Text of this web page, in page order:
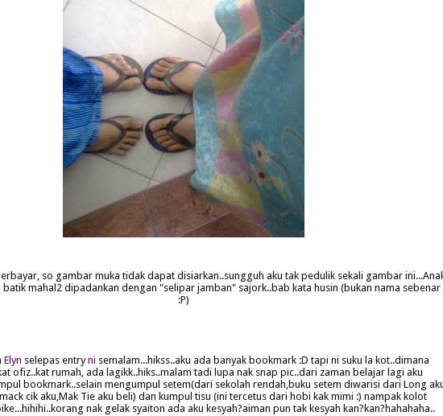
so gambar muka tidak dapat disiarkan..sungguh aku tak pedulik sekali gambar
batik mahal2 dipadankan dengan "selipar jamban" sajork..bab kata husin (bukan nama sebenar
:P)
Elyn selepas entryni semalam...hikss..aku ada banyak bookmark :D tapi ni suku la kot..dimana
ofiz..kat rumah, ada lagikk..hiks..malam tadi lupa nak snap pic..dari zaman belajar lagi aku
bookmark..selain mengumpul setem(dari sekolah rendah,buku setem diwarisi dari Long
cik aku,Mak Tie aku beli) dan kumpul tisu (ini tercetus dari hobi kak mimi :) nampak kolot
nak gelak syaiton ada aku kesyah?aiman pun tak kesyah kan?kan?hahahaha..